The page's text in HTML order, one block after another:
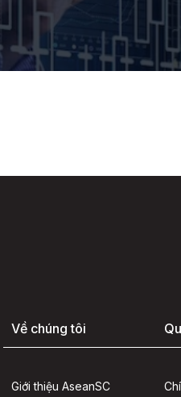
Về chúng tôi
Giới thiệu AseanSC